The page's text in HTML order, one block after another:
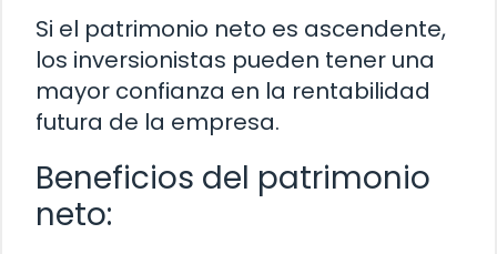
Si el patrimonio neto es ascendente,
los inversionistas pueden tener una
mayor confianza en la rentabilidad
futura de la empresa.
Beneficios del patrimonio
neto: